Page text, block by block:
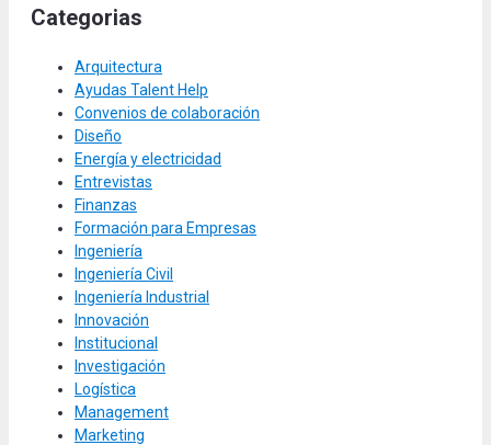
Categorias
Arquitectura
Ayudas Talent Help
Convenios de colaboración
Diseño
Energía y electricidad
Entrevistas
Finanzas
Formación para Empresas
Ingeniería
Ingeniería Civil
Ingeniería Industrial
Innovación
Institucional
Investigación
Logística
Management
Marketing